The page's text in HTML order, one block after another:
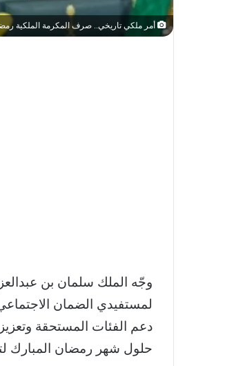
أمر ملكي تاريخي.. صرف المكرمة الملكية رمضان 1447 لمستفيدي الضمان الاجتماعي بأكثر من 3
دعم الفئات المستحقة وتعزيز
حلول شهر رمضان المبارك